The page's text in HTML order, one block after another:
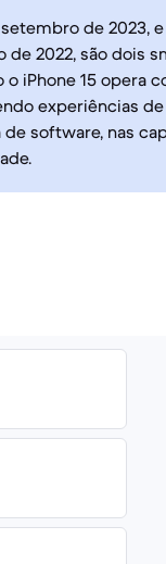
de 2023,
de 2022, são dois
iPhone 15 opera
experiências
software, nas